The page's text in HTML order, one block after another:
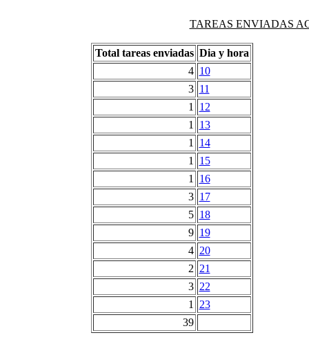
TAREAS ENVIADAS
Total tareas enviadas Dia y hora
4 10
3 11
1
12
1
13
1
14
1
15
1
16
3 17
5 18
9 19
4 20
2 21
3 22
1
23
39